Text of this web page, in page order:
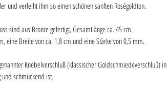
und verleiht ihm so einen schönen sanften Roségoldton.
sind aus Bronze gefertigt, Gesamtlänge ca. 45 cm.
eine Breite von ca. 1,8 cm und eine Stärke von 0,5 mm.
Knebelverschluß (klassischer Goldschmiedeverschluß) in
schmückend ist.